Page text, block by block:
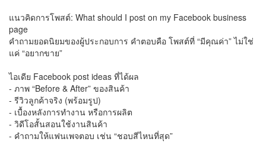
แนวคิดการโพสต์: What should I post on my Facebook business
page
คำถามยอดนิยมของผู้ประกอบการ คำตอบคือ โพสต์ที่ “มีคุณค่า” ไม่ใช่
แค่ “อยากขาย”
ไอเดีย Facebook post ideas ที่ได้ผล
- ภาพ “Before & After” ของสินค้า
- รีวิวลูกค้าจริง (พร้อมรูป)
- เบื้องหลังการทำงาน หรือการผลิต
- วิดีโอสั้นสอนใช้งานสินค้า
- คำถามให้แฟนเพจตอบ เช่น “ชอบสีไหนที่สุด”